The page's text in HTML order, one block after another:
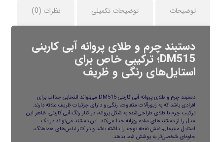
توضیحات توضیحات تکمیلی نظرات (0)
دستبند چرم و طلای پروانه آبی کاربنی
DM515؛ ترکیبی خاص برای
استایل‌های رنگی و ظریف
دستبند چرم و طلای پروانه آبی کاربنی DM515 می‌تواند انتخابی جذاب برای
افرادی باشد که به زیورآلات متفاوت، رنگی و دارای جزئیات ظریف علاقه دارند.
ترکیب چرم با طلای طراحی‌شده به شکل پروانه، در کنار رنگ آبی کاربنی، ظاهر این
مدل را از دستبندهای ساده روزانه جدا می‌کند. این دستبند می‌تواند در یک
استایل مینیمال، نقش نقطه توجه را داشته باشد و در کنار لباس‌های هماهنگ،
جلوه‌ای شخصی‌تر به پوشش شما بدهد.